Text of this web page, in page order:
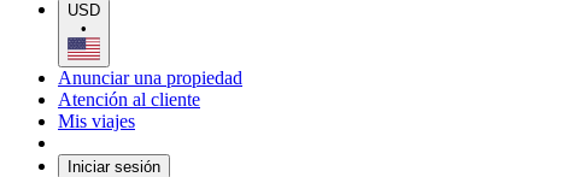
USD
•
Anunciar una propiedad
Atención al cliente
Mis viajes
Iniciar sesión